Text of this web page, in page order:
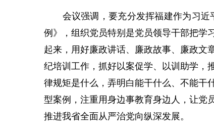
会议强调，要充分发挥福建作为习近
例》，组织党员特别是党员领导干部把学
起来，用好廉政讲话、廉政故事、廉政文
纪培训工作，抓好以案促学、以训助学，
律规矩是什么，弄明白能干什么、不能干
型案例，注重用身边事教育身边人，让党
推进我省全面从严治党向纵深发展。